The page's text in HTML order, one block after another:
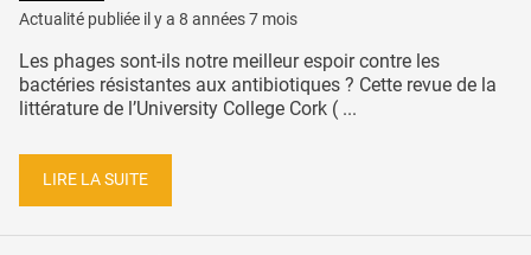
Actualité publiée il y a 8 années 7 mois
Les phages sont-ils notre meilleur espoir contre les
bactéries résistantes aux antibiotiques ? Cette revue de la
littérature de l’University College Cork ( ...
LIRE LA SUITE